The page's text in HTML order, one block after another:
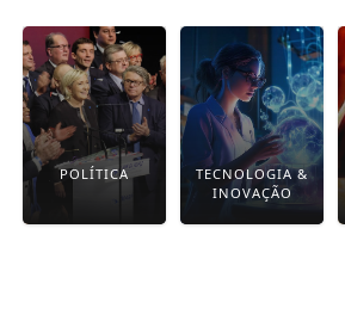
POLÍTICA
TECNOLOGIA &
INOVAÇÃO